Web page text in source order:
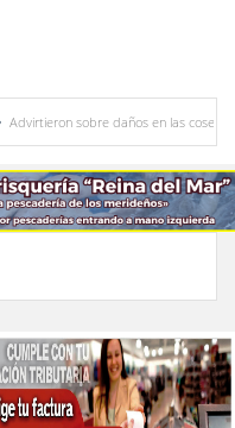
sobre daños en las cosechas de los